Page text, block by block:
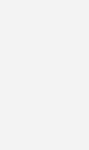
Geräte auf, Öl-
Gas-Heizungen
viel umfangreicher
bestehender
von
Investitionskosten
Verfügbarkeiten,
Preise und Technik.
um den Einbau von
verringert. Hierfür